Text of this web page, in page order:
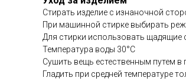
Стирать изделие с изнаночной
При машинной стирке выбирать
Для стирки использовать щадящие
Температура воды 30°С
Сушить вещь естественным путем
Гладить при средней температуре